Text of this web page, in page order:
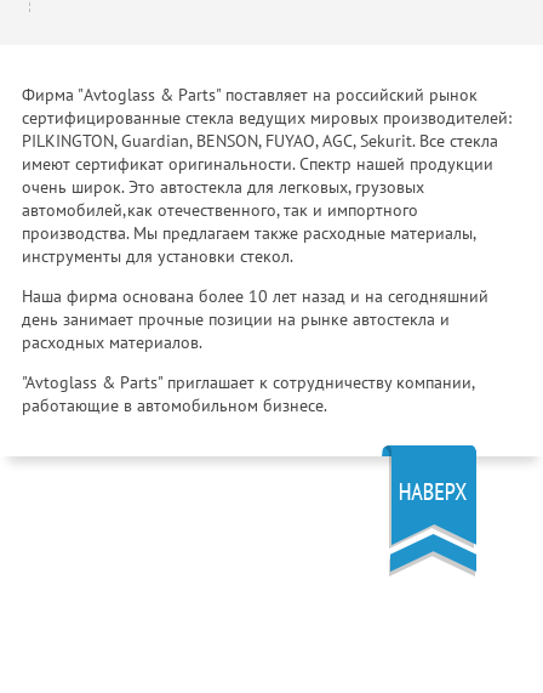
Фирма "Avtoglass & Parts" поставляет на российский рынок
сертифицированные стекла ведущих мировых производителей:
PILKINGTON, Guardian, BENSON, FUYAO, AGC, Sekurit. Все стекла
имеют сертификат оригинальности. Спектр нашей продукции
очень широк. Это автостекла для легковых, грузовых
автомобилей,как отечественного, так и импортного
производства. Мы предлагаем также расходные материалы,
инструменты для установки стекол.
Наша фирма основана более 10 лет назад и на сегодняшний
день занимает прочные позиции на рынке автостекла и
расходных материалов.
"Avtoglass & Parts" приглашает к сотрудничеству компании,
работающие в автомобильном бизнесе.